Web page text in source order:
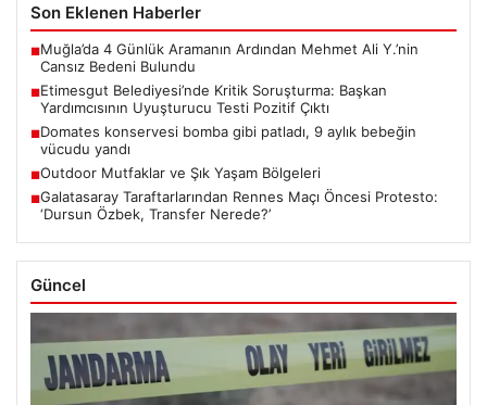
Son Eklenen Haberler
■Muğla’da 4 Günlük Aramanın Ardından Mehmet Ali Y.’nin
Cansız Bedeni Bulundu
■Etimesgut Belediyesi’nde Kritik Soruşturma: Başkan
Yardımcısının Uyuşturucu Testi Pozitif Çıktı
■Domates konservesi bomba gibi patladı, 9 aylık bebeğin
vücudu yandı
■Outdoor Mutfaklar ve Şık Yaşam Bölgeleri
■Galatasaray Taraftarlarından Rennes Maçı Öncesi Protesto:
‘Dursun Özbek, Transfer Nerede?’
Güncel